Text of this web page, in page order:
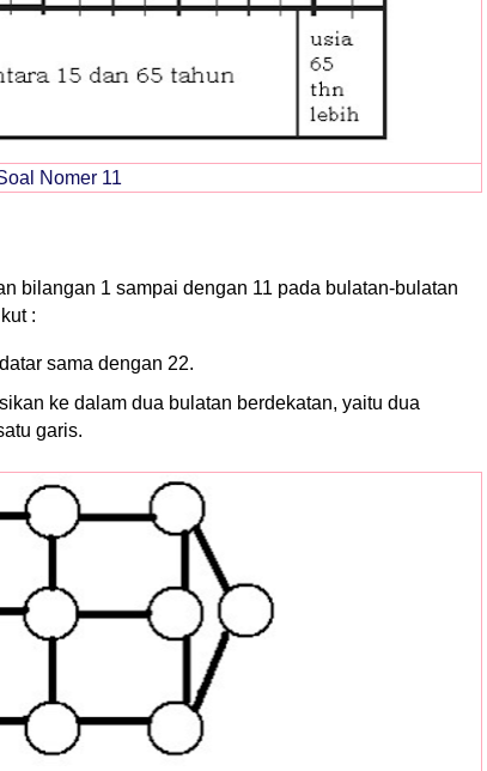
Nomer 11
bilangan 1 sampai dengan 11 pada bulatan-bulatan
:
sama dengan 22.
ke dalam dua bulatan berdekatan, yaitu dua
garis.